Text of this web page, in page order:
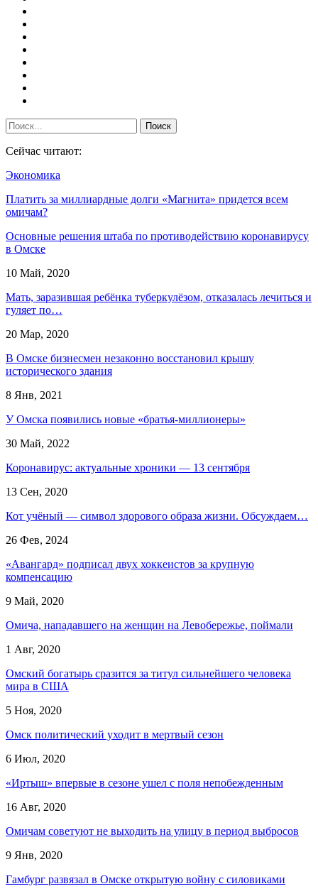
Сейчас читают:
Экономика
Платить за миллиардные долги «Магнита» придется всем
омичам?
Основные решения штаба по противодействию коронавирусу
в Омске
10 Май, 2020
Мать, заразившая ребёнка туберкулёзом, отказалась лечиться и
гуляет по…
20 Мар, 2020
В Омске бизнесмен незаконно восстановил крышу
исторического здания
8 Янв, 2021
У Омска появились новые «братья-миллионеры»
30 Май, 2022
Коронавирус: актуальные хроники — 13 сентября
13 Сен, 2020
Кот учёный — символ здорового образа жизни. Обсуждаем…
26 Фев, 2024
«Авангард» подписал двух хоккеистов за крупную
компенсацию
9 Май, 2020
Омича, нападавшего на женщин на Левобережье, поймали
1 Авг, 2020
Омский богатырь сразится за титул сильнейшего человека
мира в США
5 Ноя, 2020
Омск политический уходит в мертвый сезон
6 Июл, 2020
«Иртыш» впервые в сезоне ушел с поля непобежденным
16 Авг, 2020
Омичам советуют не выходить на улицу в период выбросов
9 Янв, 2020
Гамбург развязал в Омске открытую войну с силовиками